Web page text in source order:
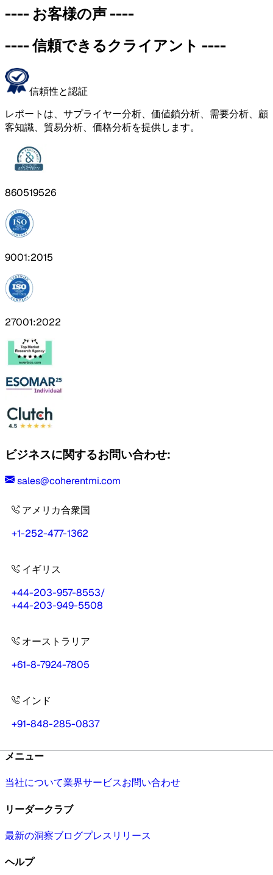
----お客様の声----
----信頼できるクライアント ----
信頼性と認証
レポートは、サプライヤー分析、価値鎖分析、需要分析、顧
客知識、貿易分析、価格分析を提供します。
860519526
9001:2015
27001:2022
ビジネスに関するお問い合わせ:
sales@coherentmi.com
アメリカ合衆国
+1-252-477-1362
イギリス
+44-203-957-8553/
+44-203-949-5508
オーストラリア
+61-8-7924-7805
インド
+91-848-285-0837
メニュー
当社について業界サービスお問い合わせ
リーダークラブ
最新の洞察ブログプレスリリース
ヘルプ